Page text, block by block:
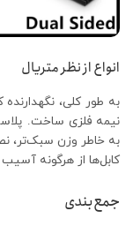
انواع از نظر متریال
به طور کلی،
نیمه فلزی ساخت.
به خاطر وزن سبک‌تر،
کابل‌ها از هرگونه
جمع‌بندی